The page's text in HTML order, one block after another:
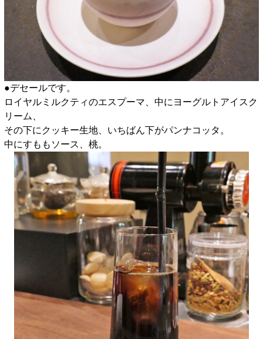
●デセールです。
ロイヤルミルクティのエスプーマ、中にヨーグルトアイスク
リーム、
その下にクッキー生地、いちばん下がパンナコッタ。
中にすももソース、桃。